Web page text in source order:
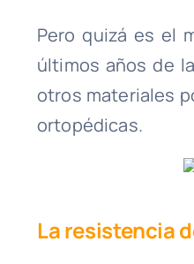
Pero quizá es el
últimos años de
otros materiales
ortopédicas.
La resistencia